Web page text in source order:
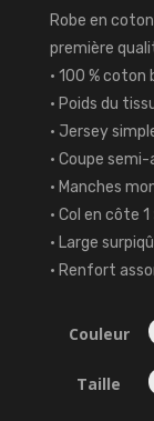
Robe en
première
• 100 % coton
• Poids du
• Jersey
• Coupe
• Manches
• Col en côte 1
• Large
• Renfort
Couleur
Taille